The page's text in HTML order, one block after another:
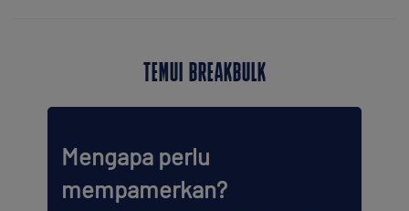
TEMUI BREAKBULK
Program Penghantar Global
Breakbulk